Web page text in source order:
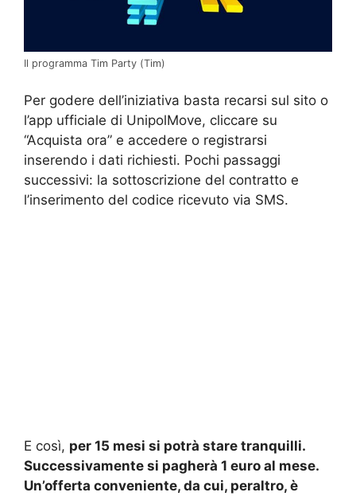
Il programma Tim Party (Tim)
Per godere dell’iniziativa basta recarsi sul sito o
l’app ufficiale di UnipolMove, cliccare su
“Acquista ora” e accedere o registrarsi
inserendo i dati richiesti. Pochi passaggi
successivi: la sottoscrizione del contratto e
l’inserimento del codice ricevuto via SMS.
E così, per 15 mesi si potrà stare tranquilli.
Successivamente si pagherà 1 euro al mese.
Un’offerta conveniente, da cui, peraltro, è